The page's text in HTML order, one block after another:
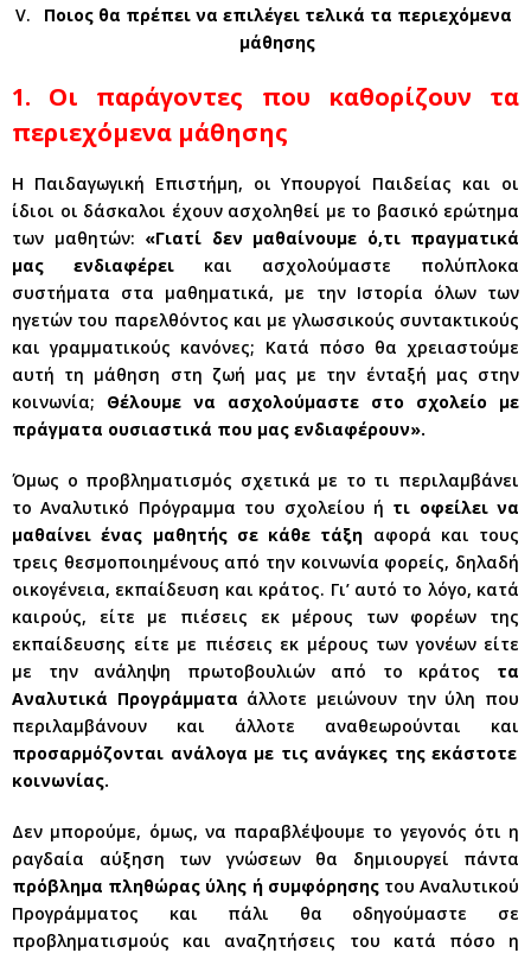
Ποιος θα πρέπει να επιλέγει τελικά τα περιεχόμενα
μάθησης
1. Οι παράγοντες που καθορίζουν τα
περιεχόμενα μάθησης
Η Παιδαγωγική Επιστήμη, οι Υπουργοί Παιδείας και οι
ίδιοι οι δάσκαλοι έχουν ασχοληθεί με το βασικό ερώτημα
των μαθητών: «Γιατί δεν μαθαίνουμε ό,τι πραγματικά
μας ενδιαφέρει και ασχολούμαστε πολύπλοκα
συστήματα στα μαθηματικά, με την Ιστορία όλων των
ηγετών του παρελθόντος και με γλωσσικούς συντακτικούς
και γραμματικούς κανόνες; Κατά πόσο θα χρειαστούμε
αυτή τη μάθηση στη ζωή μας με την ένταξή μας στην
κοινωνία; Θέλουμε να ασχολούμαστε στο σχολείο με
πράγματα ουσιαστικά που μας ενδιαφέρουν».
Όμως ο προβληματισμός σχετικά με το τι περιλαμβάνει
το Αναλυτικό Πρόγραμμα του σχολείου ή τι οφείλει να
μαθαίνει ένας μαθητής σε κάθε τάξη αφορά και τους
τρεις θεσμοποιημένους από την κοινωνία φορείς, δηλαδή
οικογένεια, εκπαίδευση και κράτος. Γι’ αυτό το λόγο, κατά
καιρούς, είτε με πιέσεις εκ μέρους των φορέων της
εκπαίδευσης είτε με πιέσεις εκ μέρους των γονέων είτε
με την ανάληψη πρωτοβουλιών από το κράτος τα
Αναλυτικά Προγράμματα άλλοτε μειώνουν την ύλη που
περιλαμβάνουν και άλλοτε αναθεωρούνται και
προσαρμόζονται ανάλογα με τις ανάγκες της εκάστοτε
κοινωνίας.
Δεν μπορούμε, όμως, να παραβλέψουμε το γεγονός ότι η
ραγδαία αύξηση των γνώσεων θα δημιουργεί πάντα
πρόβλημα πληθώρας ύλης ή συμφόρησηςτου Αναλυτικού
Προγράμματος και πάλι θα οδηγούμαστε σε
προβληματισμούς και αναζητήσεις του κατά πόσο η